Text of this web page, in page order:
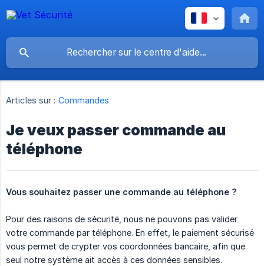
Articles sur : Commandes
Je veux passer commande au
téléphone
Vous souhaitez passer une commande au téléphone ?
Pour des raisons de sécurité, nous ne pouvons pas valider
votre commande par téléphone. En effet, le paiement sécurisé
vous permet de crypter vos coordonnées bancaire, afin que
seul notre système ait accès à ces données sensibles.